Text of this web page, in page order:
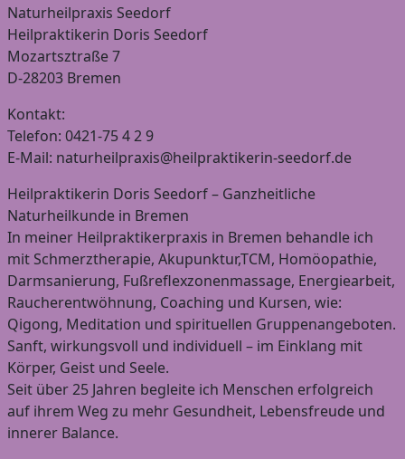
Naturheilpraxis Seedorf
Heilpraktikerin Doris Seedorf
Mozartsztraße 7
D-28203 Bremen
Kontakt:
Telefon: 0421-75 4 2 9
E-Mail: naturheilpraxis@heilpraktikerin-seedorf.de
Heilpraktikerin Doris Seedorf – Ganzheitliche
Naturheilkunde in Bremen
In meiner Heilpraktikerpraxis in Bremen behandle ich
mit Schmerztherapie, Akupunktur,TCM, Homöopathie,
Darmsanierung, Fußreflexzonenmassage, Energiearbeit,
Raucherentwöhnung, Coaching und Kursen, wie:
Qigong, Meditation und spirituellen Gruppenangeboten.
Sanft, wirkungsvoll und individuell – im Einklang mit
Körper, Geist und Seele.
Seit über 25 Jahren begleite ich Menschen erfolgreich
auf ihrem Weg zu mehr Gesundheit, Lebensfreude und
innerer Balance.